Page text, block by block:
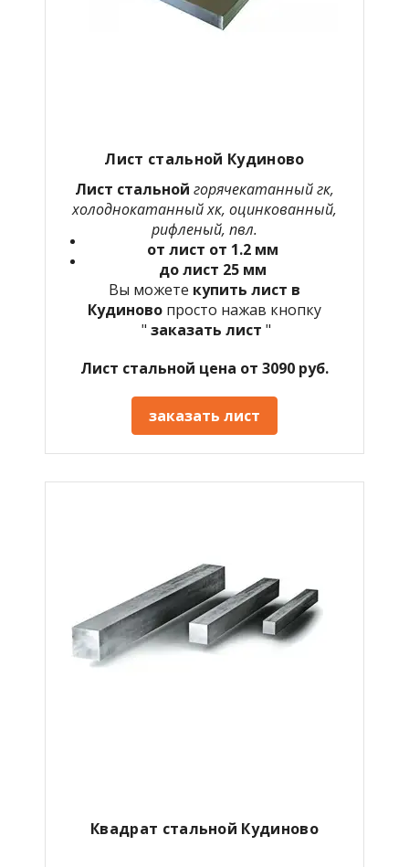
Лист стальной Кудиново
Лист стальной горячекатанный гк,
холоднокатанный хк, оцинкованный,
рифленый, пвл.
от лист от 1.2 мм
до лист 25 мм
Вы можете купить лист в
Кудиново просто нажав кнопку
" заказать лист "
Лист стальной цена от 3090 руб.
заказать лист
Квадрат стальной Кудиново